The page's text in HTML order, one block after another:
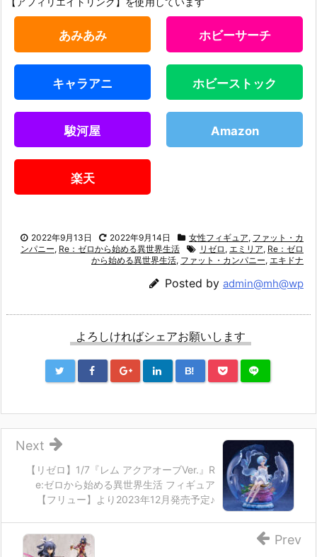
あみあみ ホビーサーチ
キャラアニ ホビーストック
駿河屋 Amazon
楽天
2022年9月13日 2022年9月14日 女性フィギュア, ファット・カ
ンパニー, Re：ゼロから始める異世界生活 リゼロ , エミリア, Re：ゼロ
から始める異世界生活, ファット・カンパニー, エキドナ
Posted by admin@mh@wp
よろしければシェアお願いします
B!
【リゼロ】1/7『レム アクアオーブVer.』R
e:ゼロから始める異世界生活 フィギュア
【フリュー】より2023年12月発売予定♪
Next
Prev